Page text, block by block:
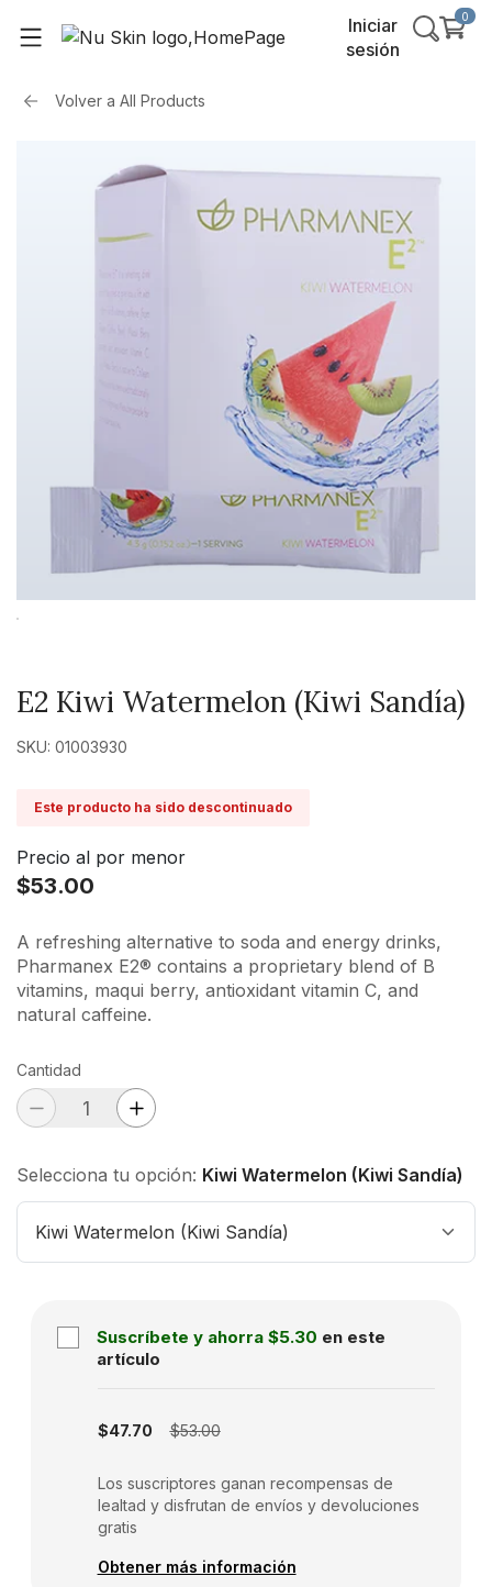
Iniciar
sesión
0
Volver a All Products
E2 Kiwi Watermelon (Kiwi Sandía)
SKU: 01003930
Este producto ha sido descontinuado
Precio al por menor
$53.00
A refreshing alternative to soda and energy drinks,
Pharmanex E2® contains a proprietary blend of B
vitamins, maqui berry, antioxidant vitamin C, and
natural caffeine.
Cantidad
Selecciona tu opción: Kiwi Watermelon (Kiwi Sandía)
Kiwi Watermelon (Kiwi Sandía)
Suscríbete y ahorra $5.30 en este
artículo
$47.70 $53.00
Los suscriptores ganan recompensas de
lealtad y disfrutan de envíos y devoluciones
gratis
Obtener más información